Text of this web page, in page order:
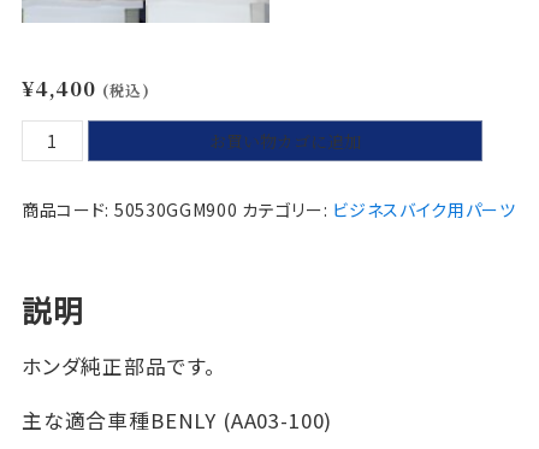
¥4,400 (税込)
料
ホ
純
部
ブ
お買い物カゴに追加
商品コード: 50530GGM900 カテゴリー: ビジネスバイク用パーツ
説明
ホンダ純正部品です。
主な適合車種BENLY (AA03-100)